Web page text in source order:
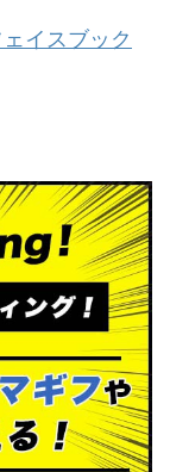
イスブック